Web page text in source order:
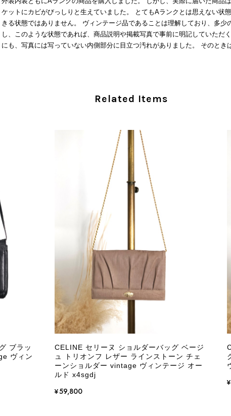
ケットにカビがびっしりと生えていました。 とてもAランクとは思えない状
きる状態ではありません。 ヴィンテージ品であることは理解しており、多
し、このような状態であれば、商品説明や掲載写真で事前に明記していただ
にも、写真には写っていない内側部分に目立つ汚れがありました。 そのと
回の商品につきましては、当店よりご連絡のうえ、返品・返金
バッグは、外装と内装をそれぞれ確認し、個別にランクを表示
の状態全体を判断しないためです。また、確認できた汚れやダ
す。 ご不快な思いをされた中で、率直なご意見をお寄せいただ
指摘を重く受け止め、まずは商品の状態を丁寧に確認させてい
確認された場合には、当店の検品時の見落としとして真摯に受
し、全スタッフで共有してまいります。 オンラインでも安心し
状態確認とご案内に努めてまいります。
商品が直ぐに届きました。思った以上に素敵なお品でした。またご縁が有り
この度はご購入いただき、そして素敵なレビューをありがとう
き、また迅速にお届けできたとのこと、大変安心いたしました
た」とのお言葉をいただき、スタッフ一同とても嬉しく、何よ
永くご愛用いただけましたら幸いです。 また気になる商品やご
軽にご相談ください。 またご縁がございましたら、ぜひよろし
Related Items
ブラッ
ヴィン
CELINE セリーヌ ショルダーバッグ ベージ
ュ トリオンフ レザー ラインストーン チェ
ーンショルダー vintage ヴィンテージ オー
ルド x4sgdj
¥59,800